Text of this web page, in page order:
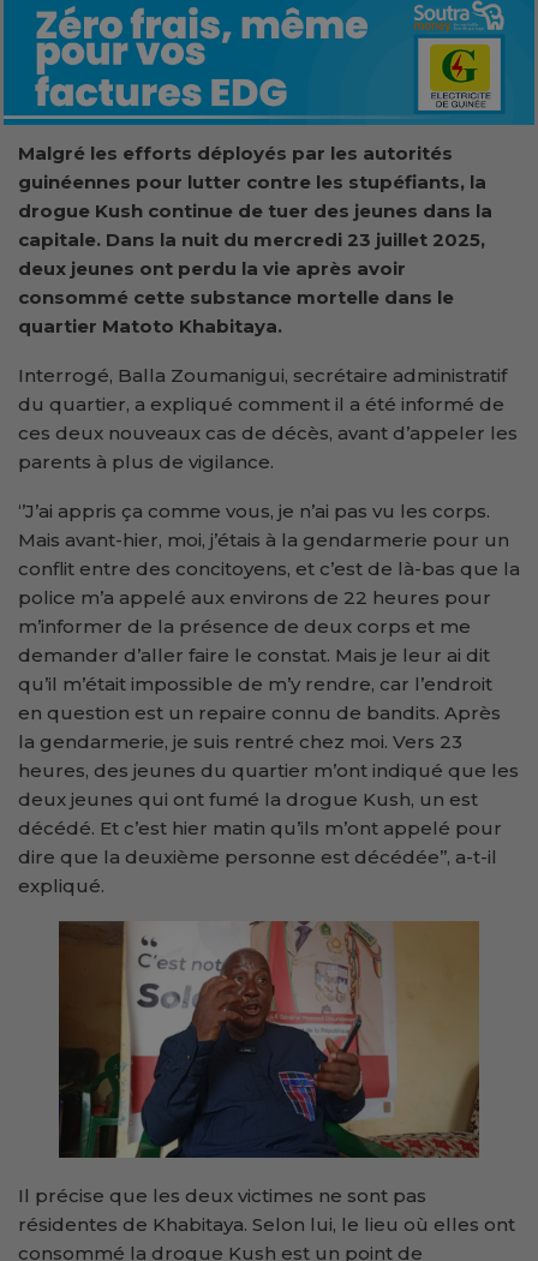
Malgré les efforts déployés par les autorités
guinéennes pour lutter contre les stupéfiants, la
drogue Kush continue de tuer des jeunes dans la
capitale. Dans la nuit du mercredi 23 juillet 2025,
deux jeunes ont perdu la vie après avoir
consommé cette substance mortelle dans le
quartier Matoto Khabitaya.
Interrogé, Balla Zoumanigui, secrétaire administratif
du quartier, a expliqué comment il a été informé de
ces deux nouveaux cas de décès, avant d’appeler les
parents à plus de vigilance.
‘’J’ai appris ça comme vous, je n’ai pas vu les corps.
Mais avant-hier, moi, j’étais à la gendarmerie pour un
conflit entre des concitoyens, et c’est de là-bas que la
police m’a appelé aux environs de 22 heures pour
m’informer de la présence de deux corps et me
demander d’aller faire le constat. Mais je leur ai dit
qu’il m’était impossible de m’y rendre, car l’endroit
en question est un repaire connu de bandits. Après
la gendarmerie, je suis rentré chez moi. Vers 23
heures, des jeunes du quartier m’ont indiqué que les
deux jeunes qui ont fumé la drogue Kush, un est
décédé. Et c’est hier matin qu’ils m’ont appelé pour
dire que la deuxième personne est décédée’’, a-t-il
expliqué.
Il précise que les deux victimes ne sont pas
résidentes de Khabitaya. Selon lui, le lieu où elles ont
consommé la drogue Kush est un point de